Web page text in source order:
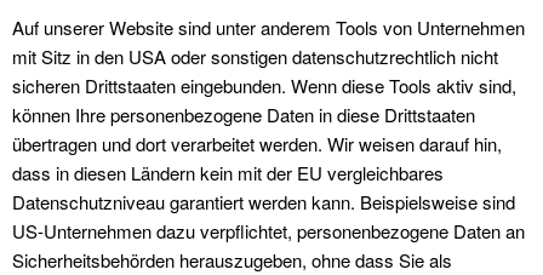
Auf unserer Website sind unter anderem Tools von Unternehmen
mit Sitz in den USA oder sonstigen datenschutzrechtlich nicht
sicheren Drittstaaten eingebunden. Wenn diese Tools aktiv sind,
können Ihre personenbezogene Daten in diese Drittstaaten
übertragen und dort verarbeitet werden. Wir weisen darauf hin,
dass in diesen Ländern kein mit der EU vergleichbares
Datenschutzniveau garantiert werden kann. Beispielsweise sind
US-Unternehmen dazu verpflichtet, personenbezogene Daten an
Sicherheitsbehörden herauszugeben, ohne dass Sie als